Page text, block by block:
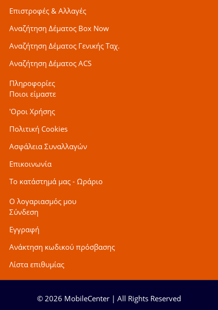
Επιστροφές & Αλλαγές
Αναζήτηση Δέματος Box Now
Αναζήτηση Δέματος Γενικής Ταχ.
Αναζήτηση Δέματος ACS
Πληροφορίες
Ποιοι είμαστε
'Οροι Χρήσης
Πολιτική Cookies
Ασφάλεια Συναλλαγών
Επικοινωνία
Το κατάστημά μας - Ωράριο
Ο λογαριασμός μου
Σύνδεση
Εγγραφή
Ανάκτηση κωδικού πρόσβασης
Λίστα επιθυμίας
© 2026 MobileCenter | All Rights Reserved